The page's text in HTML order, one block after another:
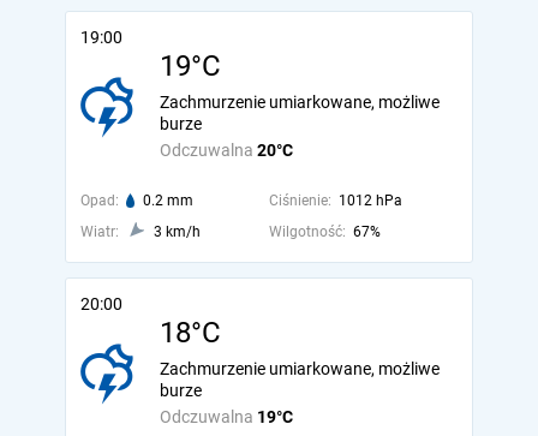
19:00
19°C
Odczuwalna 20°C
Zachmurzenie umiarkowane, możliwe
burze
Opad: 0.2 mm Ciśnienie: 1012 hPa
Wiatr:
3 km/h Wilgotność: 67%
20:00
18°C
Odczuwalna 19°C
Zachmurzenie umiarkowane, możliwe
burze